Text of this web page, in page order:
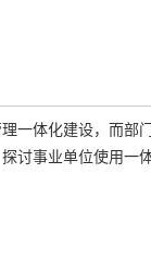
一体化建设，而部
讨事业单位使用一